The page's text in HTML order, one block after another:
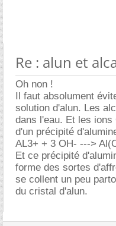
Re : alun et
Oh non !
Il faut absolument
solution d'alun. Les
dans l'eau. Et les
d'un précipité
AL3+ + 3 OH- --->
Et ce précipité
forme des sortes
se collent un peu
du cristal d'alun.